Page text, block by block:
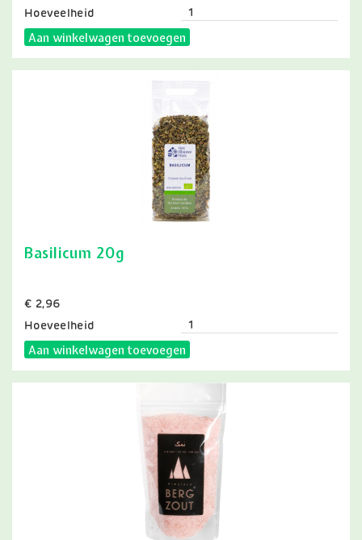
Hoeveelheid
Aan winkelwagen toevoegen
Basilicum 20g
Prijs
€ 2,96
Hoeveelheid
Aan winkelwagen toevoegen